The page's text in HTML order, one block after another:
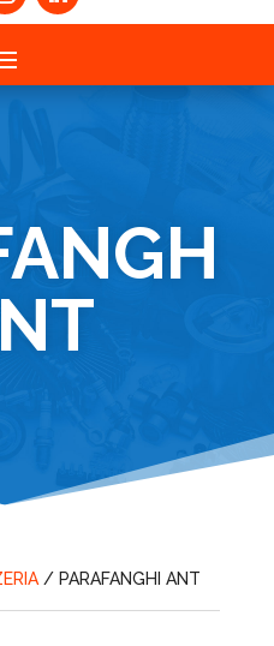
/ PARAFANGHI ANT